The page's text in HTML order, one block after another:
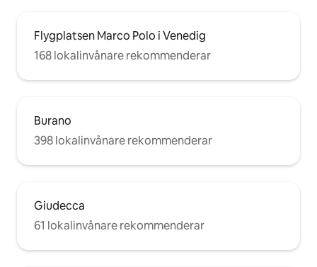
Flygplatsen Marco Polo i Venedig
168 lokalinvånare rekommenderar
Burano
398 lokalinvånare rekommenderar
Giudecca
61 lokalinvånare rekommenderar